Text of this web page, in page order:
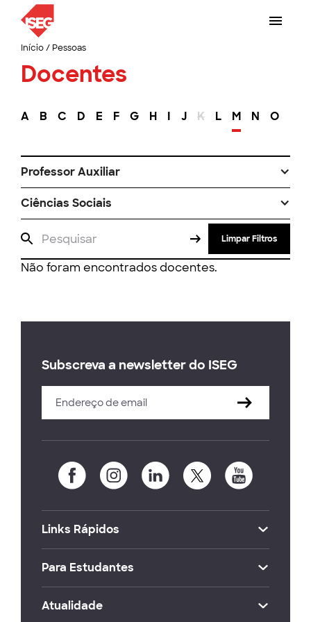
Início/ Pessoas
Docentes
A B C D E F G H I J K L M N O
Professor Auxiliar
Ciências Sociais
Limpar Filtros
Não foram encontrados docentes.
Subscreva a newsletter do ISEG
Links Rápidos
Para Estudantes
Atualidade